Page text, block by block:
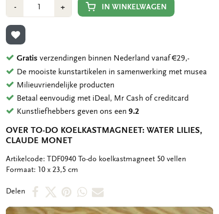
-Min
1
+Plus
1
IN WINKELWAGEN
TOEVOEGEN AAN VERLANGLIJST
Gratis verzendingen binnen Nederland vanaf €29,-
De mooiste kunstartikelen in samenwerking met musea
Milieuvriendelijke producten
Betaal eenvoudig met iDeal, Mr Cash of creditcard
Kunstliefhebbers geven ons een9.2
OVER TO-DO KOELKASTMAGNEET: WATER LILIES,
CLAUDE MONET
OMSCHRIJVING
Artikelcode: TDF0940 To-do koelkastmagneet 50 vellen
Formaat: 10 x 23,5 cm
Delen
Deel
op
Deel
op
Deel
via
Deel
via
Deel
via